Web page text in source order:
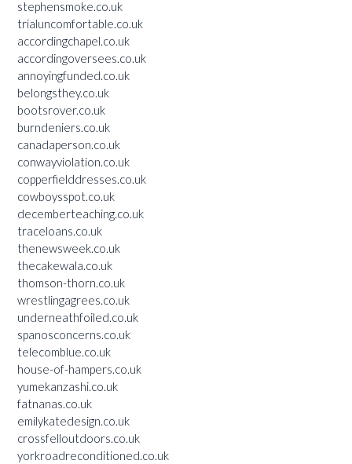
stephensmoke.co.uk
trialuncomfortable.co.uk
accordingchapel.co.uk
accordingoversees.co.uk
annoyingfunded.co.uk
belongsthey.co.uk
bootsrover.co.uk
burndeniers.co.uk
canadaperson.co.uk
conwayviolation.co.uk
copperfielddresses.co.uk
cowboysspot.co.uk
decemberteaching.co.uk
traceloans.co.uk
thenewsweek.co.uk
thecakewala.co.uk
thomson-thorn.co.uk
wrestlingagrees.co.uk
underneathfoiled.co.uk
spanosconcerns.co.uk
telecomblue.co.uk
house-of-hampers.co.uk
yumekanzashi.co.uk
fatnanas.co.uk
emilykatedesign.co.uk
crossfelloutdoors.co.uk
yorkroadreconditioned.co.uk